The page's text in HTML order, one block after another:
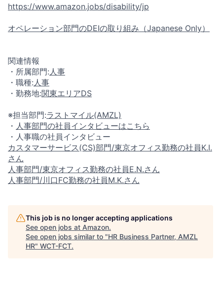
https://www.amazon.jobs/disability/jp
オペレーション部門のDEIの取り組み（Japanese Only）
関連情報
・所属部門:人事
・職種:人事
・勤務地:関東エリアDS
※担当部門:ラストマイル(AMZL)
・ 人事部門の社員インタビューはこちら
・人事職の社員インタビュー
カスタマーサービス(CS)部門/東京オフィス勤務の社員K.I.
さん
人事部門/東京オフィス勤務の社員E.N.さん
人事部門/川口FC勤務の社員M.K.さん
This job is no longer accepting applications
See open jobs at Amazon.
See open jobs similar to "HR Business Partner, AMZL
HR" WCT-FCT.